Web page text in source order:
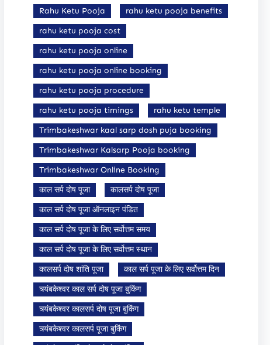
Rahu Ketu Pooja
rahu ketu pooja benefits
rahu ketu pooja cost
rahu ketu pooja online
rahu ketu pooja online booking
rahu ketu pooja procedure
rahu ketu pooja timings
rahu ketu temple
Trimbakeshwar kaal sarp dosh puja booking
Trimbakeshwar Kalsarp Pooja booking
Trimbakeshwar Online Booking
काल सर्प दोष पूजा
कालसर्प दोष पूजा
काल सर्प दोष पूजा ऑनलाइन पंडित
काल सर्प दोष पूजा के लिए सर्वोत्तम समय
काल सर्प दोष पूजा के लिए सर्वोत्तम स्थान
कालसर्प दोष शांति पूजा
काल सर्प पूजा के लिए सर्वोत्तम दिन
त्र्यंबकेश्वर काल सर्प दोष पूजा बुकिंग
त्र्यंबकेश्वर कालसर्प दोष पूजा बुकिंग
त्र्यंबकेश्वर कालसर्प पूजा बुकिंग